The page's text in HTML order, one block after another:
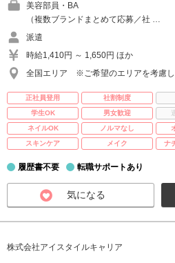
美容部員・BA
（複数ブランドまとめて応募／社 …
派遣
時給1,410円 ～ 1,650円 ほか
全国エリア ※ご希望のエリアを考慮し
正社員登用 社割制度
学生OK
男女歓迎
ネイルOK
ノルマなし
スキンケア
メイク ナ
履歴書不要 転職サポートあり
気になる
株式会社アイスタイルキャリア